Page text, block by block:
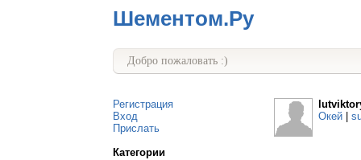
Шементом.Ру
Добро пожаловать :)
Регистрация
Вход
Прислать
Категории
Окей